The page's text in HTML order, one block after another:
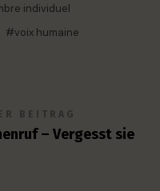
individuel
voix humaine
BEITRAG
– Vergesst sie